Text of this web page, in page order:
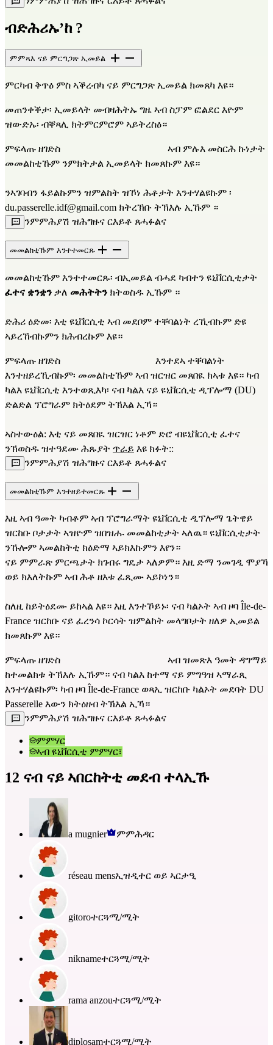
ብድሕሪኡ’ከ ?
ምምጻእ ናይ ምርግጋጽ ኢመይል
ምርካብ ቅጥዕ ምስ ኣቕረብካ ናይ ምርግጋጽ ኢመይል ክመጸካ እዩ።
መጠንቀቕታ፡ ኢመይላት መብዛሕትኡ ግዜ ኣብ ስፓም ፎልደር እዮም
ዝውድኡ፡ ብቐጻሊ ክትምርምሮም ኣይትረስዕ።
ምፍላጡ ዘገድስ                                            ኣብ ምሉእ መስርሕ ኩነታት
መመልከቲኹም ንምክትታል ኢመይላት ክመጸኩም እዩ።
ንኣገባብን ፋይልኩምን ዝምልከት ዝኾነ ሕቶታት እንተሃልዩኩም ፡
du.passerelle.idf@gmail.com ክትረኽቡ ትኽእሉ ኢኹም ።
ንምምሕያሽ ዝሕግዙና ርእይቶ ጸሓፉልና
መመልከቲኹም እንተተመርጹ
ፈተና ቋንቋን ቃለ መሕትትን ክትወስዱ ኢኹም ።
ድሕሪ ዕድመ፡ እቲ ዩኒቨርሲቲ ኣብ መደቦም ተቐባልነት ረኺብኩም ድዩ
ኣይረኸብኩምን ክሕብረኩም እዩ።
ምፍላጡ ዘገድስ                                       እንተደኣ ተቐባልነት
እንተዘይረኺብኩም፡ መመልከቲኹም ኣብ ዝርዝር መጸበዪ ክኣቱ እዩ። ካብ
ካልእ ዩኒቨርሲቲ እንተወጺእካ፡ ናብ ካልእ ናይ ዩኒቨርሲቲ ዲፕሎማ (DU)
ድልድል ፕሮግራም ክትዕደም ትኽእል ኢኻ።
ኣስተውዕል: እቲ ናይ መጸበዪ ዝርዝር ነቶም ድሮ ብዩኒቨርሲቲ ፈተና
ንኽወስዱ ዝተዓደሙ ሕጹያት ጥራይ እዩ ክፉት::
ንምምሕያሽ ዝሕግዙና ርእይቶ ጸሓፉልና
መመልከቲኹም እንተዘይተመርጹ
እዚ ኣብ ዓመት ካብቶም ኣብ ፕሮግራማት ዩኒቨርሲቲ ዲፕሎማ ጌትዌይ
ዝርከቡ ቦታታት ኣዝዮም ዝበዝሑ መመልከቲታት ኣለዉ። ዩኒቨርሲቲታት
ንኹሎም ኣመልከትቲ ክዕድማ ኣይክእኩምን እየን።
ናይ ምምራጽ ምርጫታት ክገብሩ ግዴታ ኣለዎም። እዚ ድማ ንመገዲ ሞያኻ
ወይ ክእለትኩም ኣብ ሕቶ ዘእቱ ፈጺሙ ኣይኮነን።
ስለዚ ከይትዕደሙ ይከኣል እዩ። እዚ እንተኾይኑ፡ ናብ ካልኦት ኣብ ዞባ Île-de-
France ዝርከቡ ናይ ፈረንሳ ኮርሳት ዝምልከት መላግቦታት ዘለዎ ኢመይል
ክመጸኩም እዩ።
ምፍላጡ ዘገድስ                                            ኣብ ዝመጽእ ዓመት ዳግማይ
ከተመልክቱ ትኽእሉ ኢኹም። ናብ ካልእ ከተማ ናይ ምግዓዝ ኣማራጺ
እንተሃልዩኩም፡ ካብ ዞባ Île-de-France ወጻኢ ዝርከቡ ካልኦት መደባት DU
Passerelle እውን ክትዕዘብ ትኽእል ኢኻ።
ንምምሕያሽ ዝሕግዙና ርእይቶ ጸሓፉልና
ምምሃር
ኣብ ዩኒቨርሲቲ ምምሃር፣
12 ናብ ናይ ኣበርከትቲ መደብ ተላኢኹ
a mugnier ምምሕዳር
réseau mensኢዝዲተር ወይ ኣርታዒ
gitoroተርጓሚ/ሚት
niknameተርጓሚ/ሚት
rama anzouተርጓሚ/ሚት
diplosamተርጓሚ/ሚት